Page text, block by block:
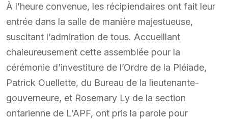
À l’heure convenue, les récipiendaires ont fait leur
entrée dans la salle de manière majestueuse,
suscitant l’admiration de tous. Accueillant
chaleureusement cette assemblée pour la
cérémonie d’investiture de l’Ordre de la Pléiade,
Patrick Ouellette, du Bureau de la lieutenante-
gouverneure, et Rosemary Ly de la section
ontarienne de L’APF, ont pris la parole pour